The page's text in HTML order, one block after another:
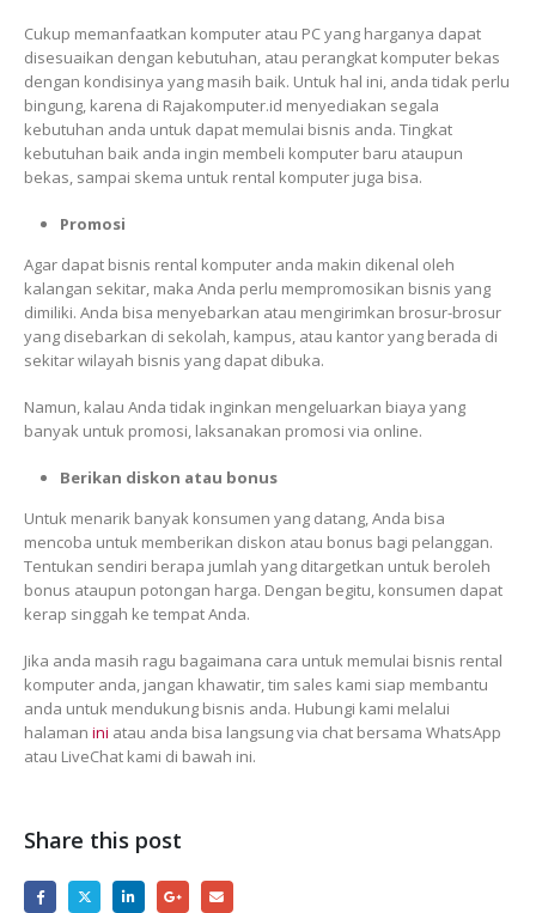
Cukup memanfaatkan komputer atau PC yang harganya dapat
disesuaikan dengan kebutuhan, atau perangkat komputer bekas
dengan kondisinya yang masih baik. Untuk hal ini, anda tidak perlu
bingung, karena di Rajakomputer.id menyediakan segala
kebutuhan anda untuk dapat memulai bisnis anda. Tingkat
kebutuhan baik anda ingin membeli komputer baru ataupun
bekas, sampai skema untuk rental komputer juga bisa.
Promosi
Agar dapat bisnis rental komputer anda makin dikenal oleh
kalangan sekitar, maka Anda perlu mempromosikan bisnis yang
dimiliki. Anda bisa menyebarkan atau mengirimkan brosur-brosur
yang disebarkan di sekolah, kampus, atau kantor yang berada di
sekitar wilayah bisnis yang dapat dibuka.
Namun, kalau Anda tidak inginkan mengeluarkan biaya yang
banyak untuk promosi, laksanakan promosi via online.
Berikan diskon atau bonus
Untuk menarik banyak konsumen yang datang, Anda bisa
mencoba untuk memberikan diskon atau bonus bagi pelanggan.
Tentukan sendiri berapa jumlah yang ditargetkan untuk beroleh
bonus ataupun potongan harga. Dengan begitu, konsumen dapat
kerap singgah ke tempat Anda.
Jika anda masih ragu bagaimana cara untuk memulai bisnis rental
komputer anda, jangan khawatir, tim sales kami siap membantu
anda untuk mendukung bisnis anda. Hubungi kami melalui
halaman ini atau anda bisa langsung via chat bersama WhatsApp
atau LiveChat kami di bawah ini.
Share this post